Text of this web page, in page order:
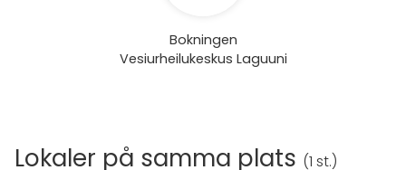
Bokningen
Vesiurheilukeskus Laguuni
Lokaler på samma plats (1 st.)